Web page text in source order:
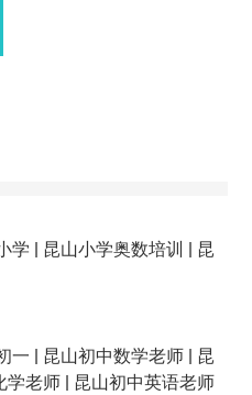
学 | 昆山小学奥数培训 | 昆
一 | 昆山初中数学老师 | 昆
老师 | 昆山初中英语老师